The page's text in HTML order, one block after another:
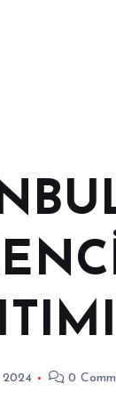
2024 0